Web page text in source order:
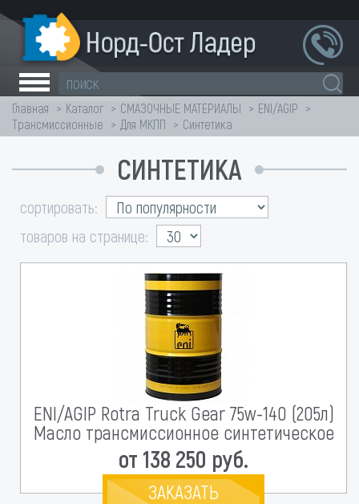
Главная Каталог СМАЗОЧНЫЕ МАТЕРИАЛЫ
ENI/AGIP
Трансмиссионные
Для МКПП Синтетика
СИНТЕТИКА
сортировать:
товаров на странице:
ENI/AGIP Rotra Truck Gear 75w-140 (205л)
Масло трансмиссионное синтетическое
от 138 250 руб.
ЗАКАЗАТЬ